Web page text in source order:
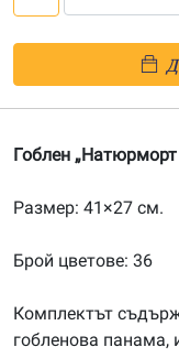
с
книга
Гоблен „Натюрморт
Размер: 41×27 см.
Брой цветове: 36
Комплектът
гобленова панама,